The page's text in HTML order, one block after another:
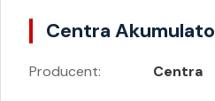
Centra
Producent: Centra